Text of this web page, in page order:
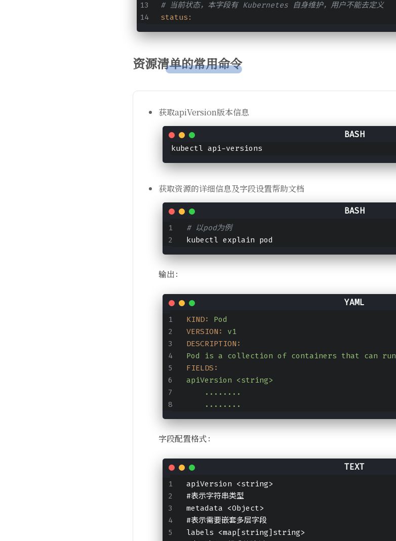
# 当前状态，本字段有 Kubernetes 自身维护，用户不能去定义
status:
资源清单的常用命令
获取apiVersion版本信息
kubectl api-versions
获取资源的详细信息及字段设置帮助文档
# 以pod为例
kubectl explain pod
输出：
KIND:
Pod
VERSION:
v1
DESCRIPTION:
Pod
is a collection of containers that can run
FIELDS:
apiVersion <string>
........
........
字段配置格式：
apiVersion <string>
#表示字符串类型
metadata <Object>
#表示需要嵌套多层字段
labels <map[string]string>